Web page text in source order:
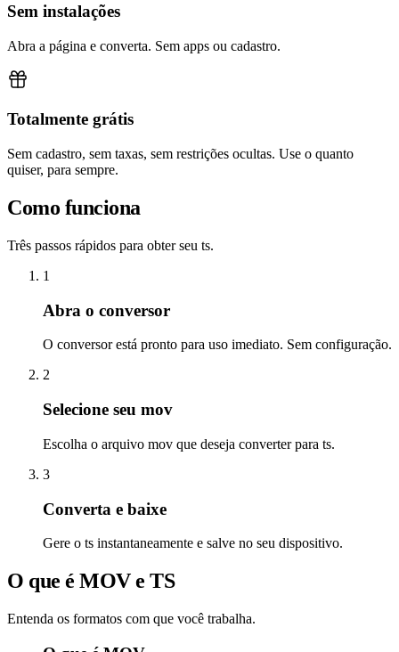
Sem instalações
Abra a página e converta. Sem apps ou cadastro.
Totalmente grátis
Sem cadastro, sem taxas, sem restrições ocultas. Use o quanto
quiser, para sempre.
Como funciona
Três passos rápidos para obter seu ts.
1
Abra o conversor
O conversor está pronto para uso imediato. Sem configuração.
2
Selecione seu mov
Escolha o arquivo mov que deseja converter para ts.
3
Converta e baixe
Gere o ts instantaneamente e salve no seu dispositivo.
O que é MOV e TS
Entenda os formatos com que você trabalha.